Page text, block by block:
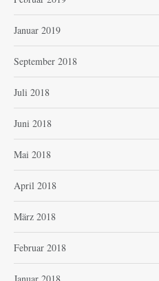
Januar 2019
September 2018
Juli 2018
Juni 2018
Mai 2018
April 2018
März 2018
Februar 2018
Januar 2018